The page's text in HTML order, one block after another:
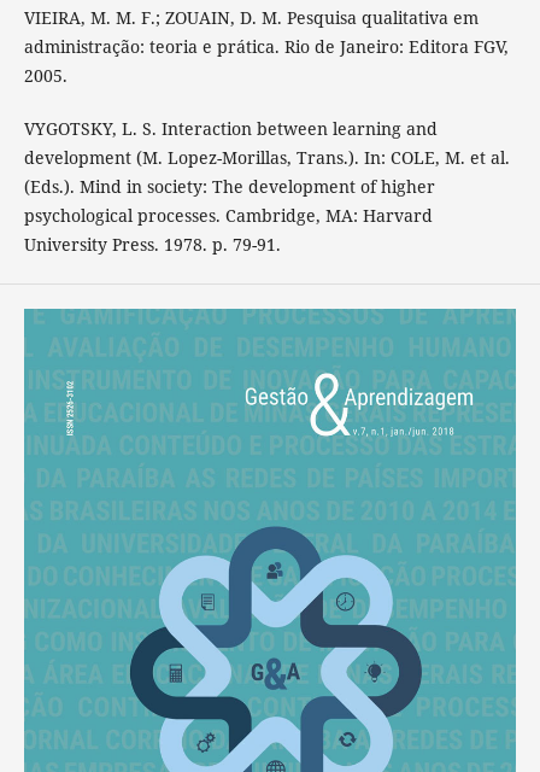
VIEIRA, M. M. F.; ZOUAIN, D. M. Pesquisa qualitativa em
administração: teoria e prática. Rio de Janeiro: Editora FGV,
2005.
VYGOTSKY, L. S. Interaction between learning and
development (M. Lopez-Morillas, Trans.). In: COLE, M. et al.
(Eds.). Mind in society: The development of higher
psychological processes. Cambridge, MA: Harvard
University Press. 1978. p. 79-91.